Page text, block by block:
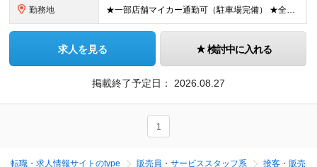
勤務地 ★一部店舗マイカー通勤可（駐車場完備） ★全国の各店舗で募集中！続々出店予定！ ■首都圏エリア 埼玉、千葉、東京、神奈川、山梨 ■北日本エリア 北海道、青森、岩手、宮城、秋田、山形、福島、茨城、栃
求人を見る 検討中に入れる
掲載終了予定日： 2026.08.27
1
転職・求人情報サイトのtype 販売員・サービススタッフ系
接客・販売